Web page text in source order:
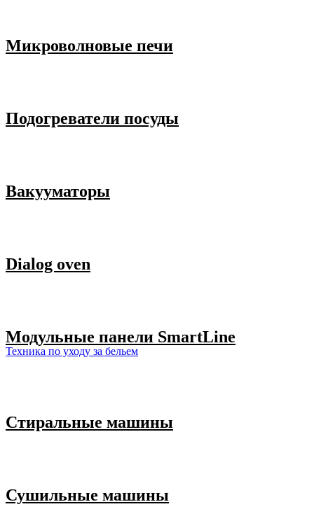
Микроволновые печи
Подогреватели посуды
Вакууматоры
Dialog oven
Модульные панели SmartLine
Техника по уходу за бельем
Стиральные машины
Сушильные машины